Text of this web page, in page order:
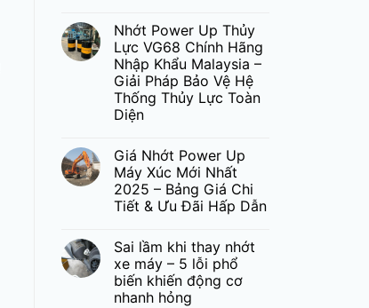
Nhớt Power Up Thủy
Lực VG68 Chính Hãng
Nhập Khẩu Malaysia –
Giải Pháp Bảo Vệ Hệ
Thống Thủy Lực Toàn
Diện
Giá Nhớt Power Up
Máy Xúc Mới Nhất
2025 – Bảng Giá Chi
Tiết & Ưu Đãi Hấp Dẫn
Sai lầm khi thay nhớt
xe máy – 5 lỗi phổ
biến khiến động cơ
nhanh hỏng